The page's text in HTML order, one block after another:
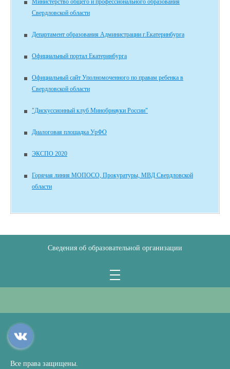
Министерство общего и профессионального образования
Свердловской области
Департамент образования Администрации г.Екатеринбурга
Официальный портал Екатеринбурга
Официальный сайт Уполномоченного по правам ребенка в
Свердловской области
"Дискуссионный клуб Минобрнауки России"
Диалоговая площадка УрФО
ЭКСПО 2020
Горячая линия МОПОСО, Прокуратуры, МВД Свердловской
области
Сведения об образовательной организации
Все права защищены.